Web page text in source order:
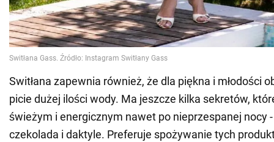
Switłana zapewnia również, że dla piękna i młodości
picie dużej ilości wody. Ma jeszcze kilka sekretów,
świeżym i energicznym nawet po nieprzespanej nocy
czekolada i daktyle. Preferuje spożywanie tych